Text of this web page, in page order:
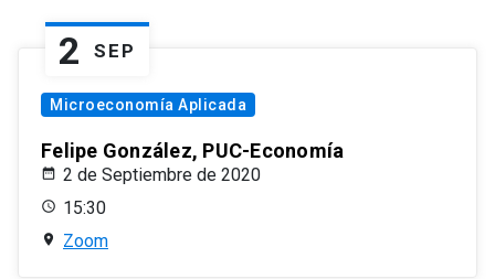
2 SEP
Microeconomía Aplicada
Felipe González, PUC-Economía
2 de Septiembre de 2020
15:30
Zoom